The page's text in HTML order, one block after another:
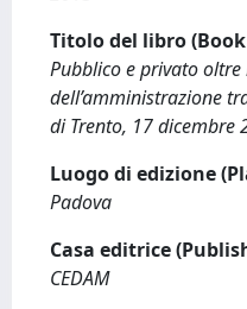
Titolo del libro
Pubblico e privato
dell’amministrazione
di Trento, 17 dicembre
Luogo di edizione
Padova
Casa editrice
CEDAM